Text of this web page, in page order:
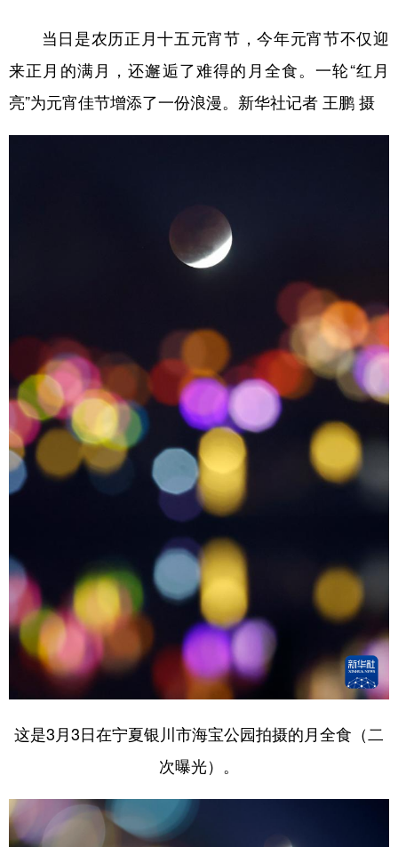
当日是农历正月十五元宵节，今年元宵节不仅迎
来正月的满月，还邂逅了难得的月全食。一轮“红月
亮”为元宵佳节增添了一份浪漫。新华社记者 王鹏 摄
这是3月3日在宁夏银川市海宝公园拍摄的月全食（二
次曝光）。